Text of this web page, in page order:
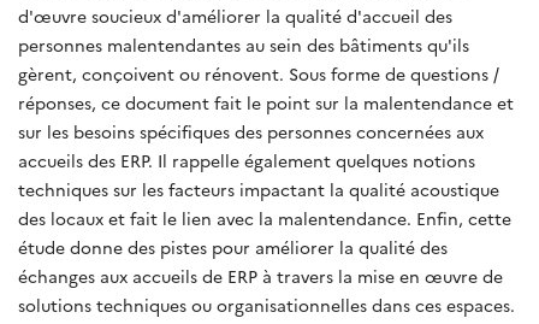
d'œuvre soucieux d'améliorer la qualité d'accueil des
personnes malentendantes au sein des bâtiments qu'ils
gèrent, conçoivent ou rénovent. Sous forme de questions /
réponses, ce document fait le point sur la malentendance et
sur les besoins spécifiques des personnes concernées aux
accueils des ERP. Il rappelle également quelques notions
techniques sur les facteurs impactant la qualité acoustique
des locaux et fait le lien avec la malentendance. Enfin, cette
étude donne des pistes pour améliorer la qualité des
échanges aux accueils de ERP à travers la mise en œuvre de
solutions techniques ou organisationnelles dans ces espaces.